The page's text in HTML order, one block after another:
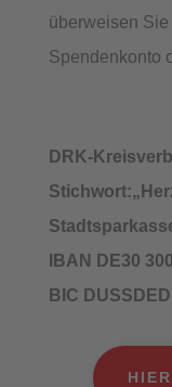
überweisen
Spendenkonto
DRK-
IBAN DE30
BIC